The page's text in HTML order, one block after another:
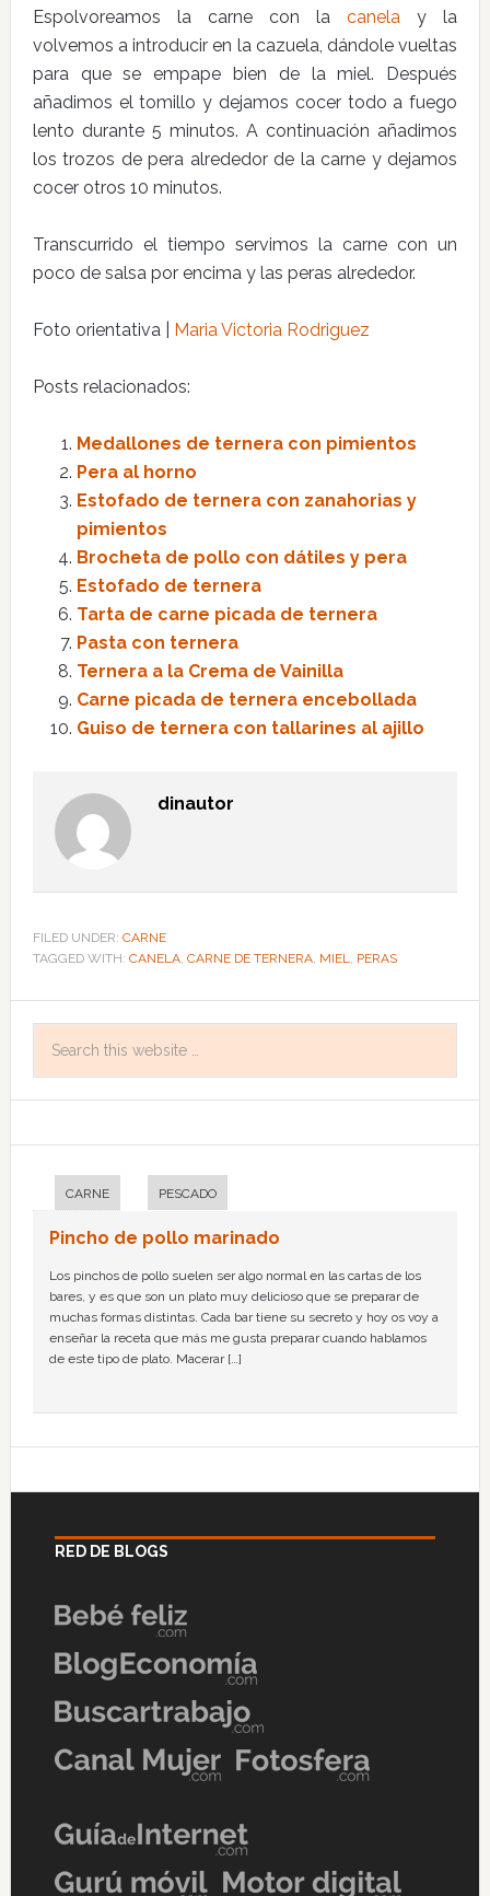
Espolvoreamos la carne con lacanela y la
volvemos a introducir en la cazuela, dándole vueltas
para que se empape bien de la miel. Después
añadimos el tomillo y dejamos cocer todo a fuego
lento durante 5 minutos. A continuación añadimos
los trozos de pera alrededor de la carne y dejamos
cocer otros 10 minutos.
Transcurrido el tiempo servimos la carne con un
poco de salsa por encima y las peras alrededor.
Foto orientativa | Maria Victoria Rodriguez
Posts relacionados:
Medallones de ternera con pimientos
Pera al horno
Estofado de ternera con zanahorias y
pimientos
Brocheta de pollo con dátiles y pera
Estofado de ternera
Tarta de carne picada de ternera
Pasta con ternera
Ternera a la Crema de Vainilla
Carne picada de ternera encebollada
Guiso de ternera con tallarines al ajillo
dinautor
FILED UNDER: CARNE
TAGGED WITH: CANELA, CARNE DE TERNERA, MIEL, PERAS
CARNE PESCADO
Pincho de pollo marinado
Los pinchos de pollo suelen ser algo normal en las cartas de los
bares, y es que son un plato muy delicioso que se preparar de
muchas formas distintas. Cada bar tiene su secreto y hoy os voy a
enseñar la receta que más me gusta preparar cuando hablamos
de este tipo de plato. Macerar […]
RED DE BLOGS